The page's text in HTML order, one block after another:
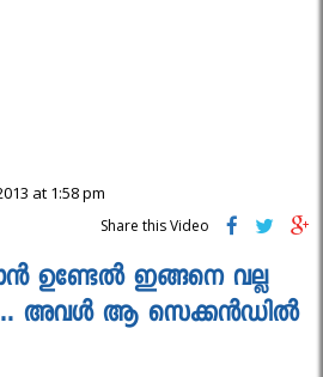
at 1:58 pm
Share this Video
ഉണ്ടേൽ ഇങ്ങനെ വല്ല
അവൾ ആ സെക്കൻഡിൽ